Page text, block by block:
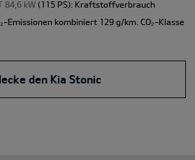
84,6 kW (115 PS): Kraftstoffverbrauch
Emissionen kombiniert 129 g/km. CO₂-Klasse
den Kia Stonic